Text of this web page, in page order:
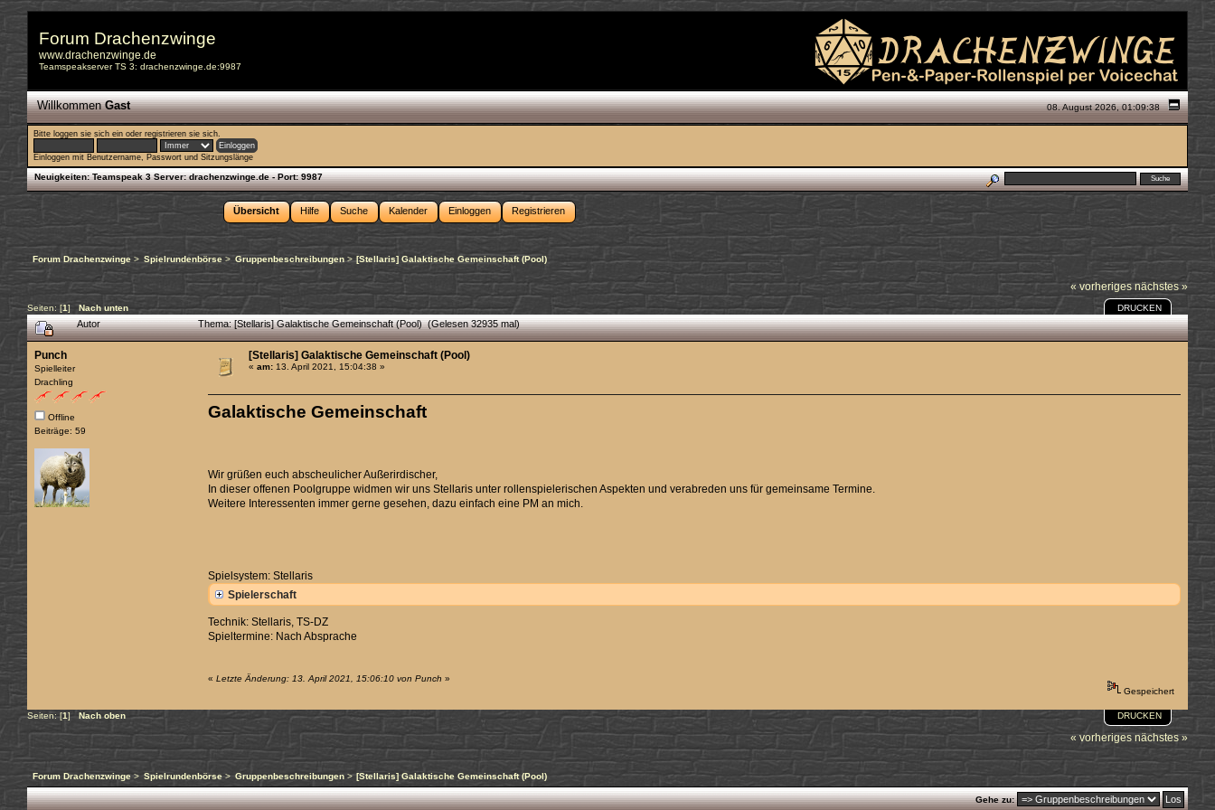
Forum Drachenzwinge
www.drachenzwinge.de
Teamspeakserver TS 3: drachenzwinge.de:9987
08. August 2026, 01:09:38
WillkommenGast
Bitte loggen sie sich ein oderregistrieren sie sich.
Einloggen mit Benutzername, Passwort und Sitzungslänge
Neuigkeiten: Teamspeak 3 Server: drachenzwinge.de - Port: 9987
Übersicht Hilfe Suche Kalender Einloggen Registrieren
Forum Drachenzwinge > Spielrundenbörse> Gruppenbeschreibungen> [Stellaris] Galaktische Gemeinschaft (Pool)
« vorheriges nächstes »
Seiten: [1] Nach unten DRUCKEN
Autor Thema: [Stellaris] Galaktische Gemeinschaft (Pool) (Gelesen 32935 mal)
Punch
Spielleiter
Drachling
Offline
Beiträge: 59
[Stellaris] Galaktische Gemeinschaft (Pool)
«am: 13. April 2021, 15:04:38 »
Galaktische Gemeinschaft
Wir grüßen euch abscheulicher Außerirdischer,
In dieser offenen Poolgruppe widmen wir uns Stellaris unter rollenspielerischen Aspekten und verabreden uns für gemeinsame Termine.
Weitere Interessenten immer gerne gesehen, dazu einfach eine PM an mich.
Spielsystem: Stellaris
Spielerschaft
Technik: Stellaris, TS-DZ
Spieltermine: Nach Absprache
«Letzte Änderung: 13. April 2021, 15:06:10 von Punch »
Gespeichert
DRUCKEN
Seiten: [1] Nach oben
« vorheriges nächstes »
Forum Drachenzwinge> Spielrundenbörse> Gruppenbeschreibungen> [Stellaris] Galaktische Gemeinschaft (Pool)
Gehe zu: